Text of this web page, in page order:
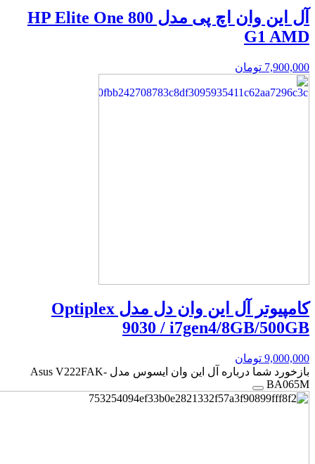
آل این وان اچ پی مدل HP Elite One 800
G1 AMD
7,900,000 تومان
کامپیوتر آل این وان دل مدل Optiplex
9030 / i7gen4/8GB/500GB
9,000,000 تومان
بازخورد شما درباره آل این وان ایسوس مدل Asus V222FAK-
BA065M